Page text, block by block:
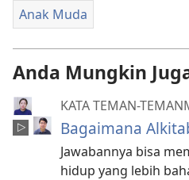
Anak Muda
Anda Mungkin
KATA TEMAN-
Bagaimana
Jawabannya bisa
hidup yang lebih